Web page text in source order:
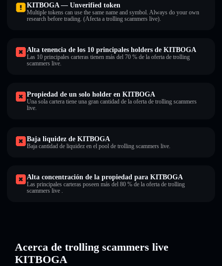
KITBOGA — Unverified token
Multiple tokens can use the same name and symbol. Always do your own
research before trading. (Afecta a trolling scammers live).
Alta tenencia de los 10 principales holders de KITBOGA
Las 10 principales carteras tienen más del 70 % de la oferta de trolling
scammers live.
Propiedad de un solo holder en KITBOGA
Una sola cartera tiene una gran cantidad de la oferta de trolling scammers
live.
Baja liquidez de KITBOGA
Baja cantidad de liquidez en el pool de trolling scammers live.
Alta concentración de la propiedad para KITBOGA
Las principales carteras poseen más del 80 % de la oferta de trolling
scammers live .
Acerca de trolling scammers live
KITBOGA